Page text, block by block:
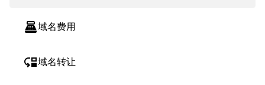
point_of_sale域名费用
move_down域名转让